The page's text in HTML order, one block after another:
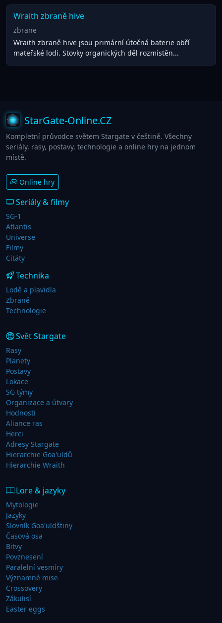
Wraith zbraně hive
zbrane
Wraith zbraně hive jsou primární útočná baterie obří
mateřské lodi. Stovky organických děl rozmístěn...
StarGate-Online.CZ
Kompletní průvodce světem Stargate v češtině. Všechny
seriály, rasy, postavy, technologie a online hry na jednom
místě.
Online hry
Seriály & filmy
SG-1
Atlantis
Universe
Filmy
Citáty
Technika
Lodě a plavidla
Zbraně
Technologie
Svět Stargate
Rasy
Planety
Postavy
Lokace
SG týmy
Organizace a útvary
Hodnosti
Aliance ras
Herci
Adresy Stargate
Hierarchie Goa'uldů
Hierarchie Wraith
Lore & jazyky
Mytologie
Jazyky
Slovník Goa'uldštiny
Časová osa
Bitvy
Povznesení
Paralelní vesmíry
Významné mise
Crossovery
Zákulisí
Easter eggs